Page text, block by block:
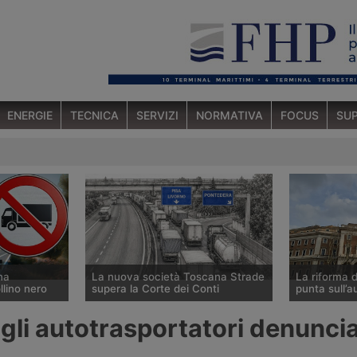
ENERGIE TECNICA SERVIZI NORMATIVA FOCUS
nero
del
nazionale
La nuova società Toscana Strade
supera la Corte dei Conti
delibera che avvia la società
pubblica Toscana Strade per la
La riforma
punta
presentato
autotrasportatori